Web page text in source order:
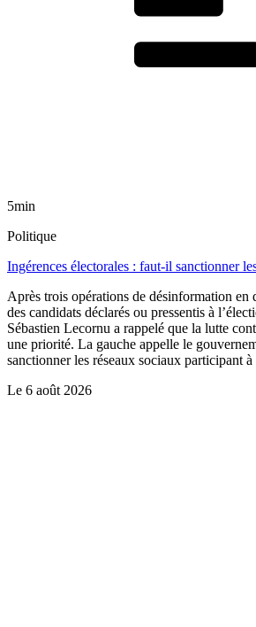
5min
Politique
Ingérences électorales : faut-il sanctionner
Après trois opérations de désinformation en
des candidats déclarés ou pressentis à
Sébastien Lecornu a rappelé que la lutte
une priorité. La gauche appelle le
sanctionner les réseaux sociaux participant
Le 6 août 2026